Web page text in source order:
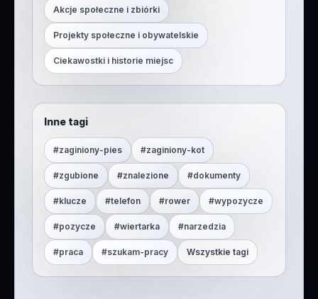
Akcje społeczne i zbiórki
Projekty społeczne i obywatelskie
Ciekawostki i historie miejsc
Inne tagi
#zaginiony-pies #zaginiony-kot
#zgubione #znalezione #dokumenty
#klucze #telefon #rower #wypozycze
#pozycze #wiertarka #narzedzia
#praca #szukam-pracy Wszystkie tagi